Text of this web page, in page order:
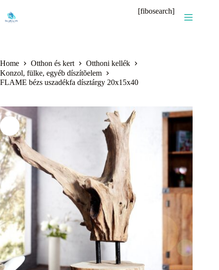
content
[fibosearch]
Home Otthon és kert
Otthoni kellék
Konzol, fülke, egyéb díszítõelem
FLAME bézs uszadékfa dísztárgy 20x15x40